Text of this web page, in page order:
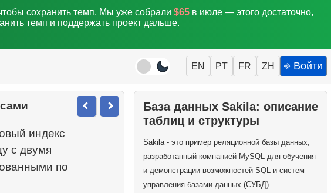
сохранить темп. Мы уже собрали $65 в июле — этого достаточно,
темп и поддержать проект дальше.
EN PT FR ZH ⎆ Войти
индекс
с двумя
по
База данных Sakila: описание
таблиц и структуры
Sakila - это пример реляционной базы данных,
разработанный компанией MySQL для обучения
и демонстрации возможностей SQL и систем
управления базами данных (СУБД).